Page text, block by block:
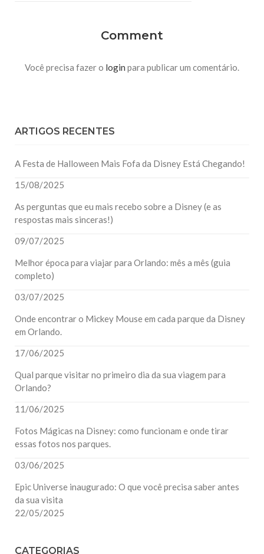
Comment
Você precisa fazer o login para publicar um comentário.
ARTIGOS RECENTES
A Festa de Halloween Mais Fofa da Disney Está Chegando!
15/08/2025
As perguntas que eu mais recebo sobre a Disney (e as
respostas mais sinceras!)
09/07/2025
Melhor época para viajar para Orlando: mês a mês (guia
completo)
03/07/2025
Onde encontrar o Mickey Mouse em cada parque da Disney
em Orlando.
17/06/2025
Qual parque visitar no primeiro dia da sua viagem para
Orlando?
11/06/2025
Fotos Mágicas na Disney: como funcionam e onde tirar
essas fotos nos parques.
03/06/2025
Epic Universe inaugurado: O que você precisa saber antes
da sua visita
22/05/2025
CATEGORIAS